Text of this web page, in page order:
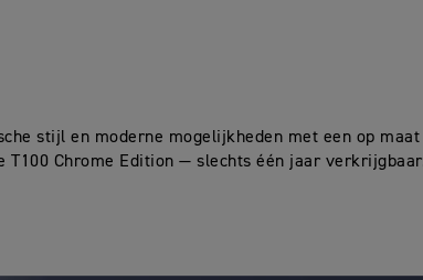
stijl en moderne mogelijkheden met een op maat
T100 Chrome Edition — slechts één jaar